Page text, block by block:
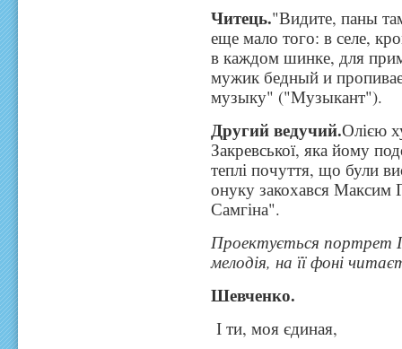
Читець."Видите, паны
еще мало того: в селе,
в каждом шинке, для
мужик бедный и
музыку" ("Музыкант").
Другий ведучий.Олією
Закревської, яка йому
теплі почуття, що були
онуку закохався Максим
Самгіна".
Проектується портрет
мелодія, на її фоні
Шевченко.
І ти, моя єдиная,